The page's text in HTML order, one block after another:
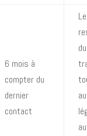
6 mois à
compter du
dernier
contact
Le
du